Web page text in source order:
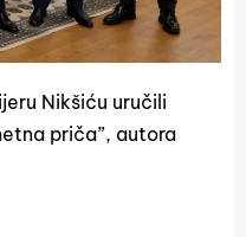
Nikšiću uručili
priča”, autora